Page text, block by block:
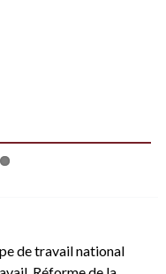
de travail national